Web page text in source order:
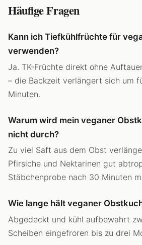
Häufige Fragen
Kann ich Tiefkühlfrüchte für
verwenden?
Ja. TK-Früchte direkt ohne
– die Backzeit verlängert sich um
Minuten.
Warum wird mein veganer
nicht durch?
Zu viel Saft aus dem Obst
Pfirsiche und Nektarinen gut
Stäbchenprobe nach 30 Minuten
Wie lange hält veganer
Abgedeckt und kühl aufbewahrt
Scheiben eingefroren bis zu drei